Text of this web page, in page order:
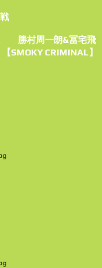
勝村周一朗&冨宅飛
SMOKY CRIMINAL】